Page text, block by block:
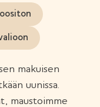
makuisen
uunissa.
maustoimme